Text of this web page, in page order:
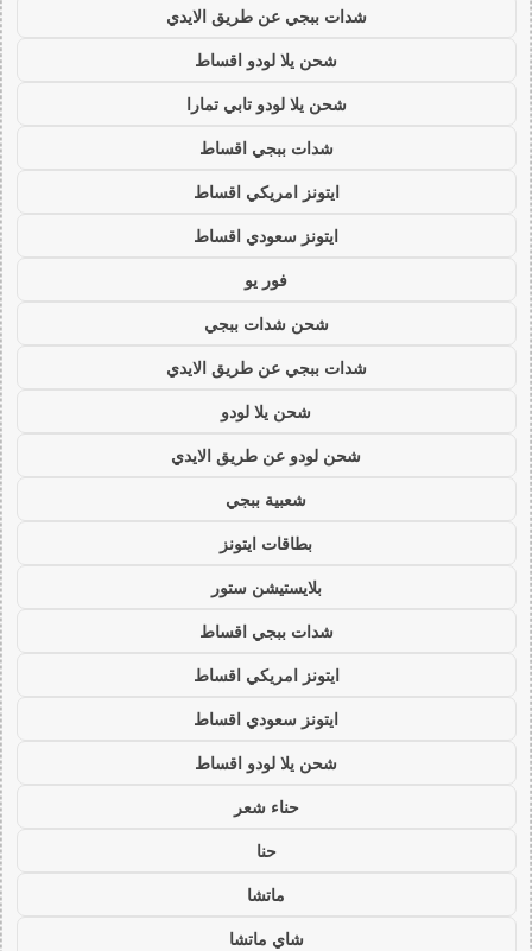
شدات ببجي عن طريق الايدي
شحن يلا لودو اقساط
شحن يلا لودو تابي تمارا
شدات ببجي اقساط
ايتونز امريكي اقساط
ايتونز سعودي اقساط
فور يو
شحن شدات ببجي
شدات ببجي عن طريق الايدي
شحن يلا لودو
شحن لودو عن طريق الايدي
شعبية ببجي
بطاقات ايتونز
بلايستيشن ستور
شدات ببجي اقساط
ايتونز امريكي اقساط
ايتونز سعودي اقساط
شحن يلا لودو اقساط
حناء شعر
حنا
ماتشا
شاي ماتشا